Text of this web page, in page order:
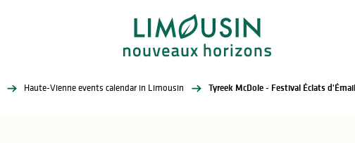
Haute-Vienne events calendar in Limousin Tyreek McDole - Festival Éclats